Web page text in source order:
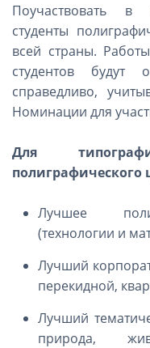
Поучаствовать
студенты
всей страны.
студентов будут
справедливо,
Номинации для
Для
полиграфического
Лучшее
(технологии и
Лучший
перекидной,
Лучший
природа,